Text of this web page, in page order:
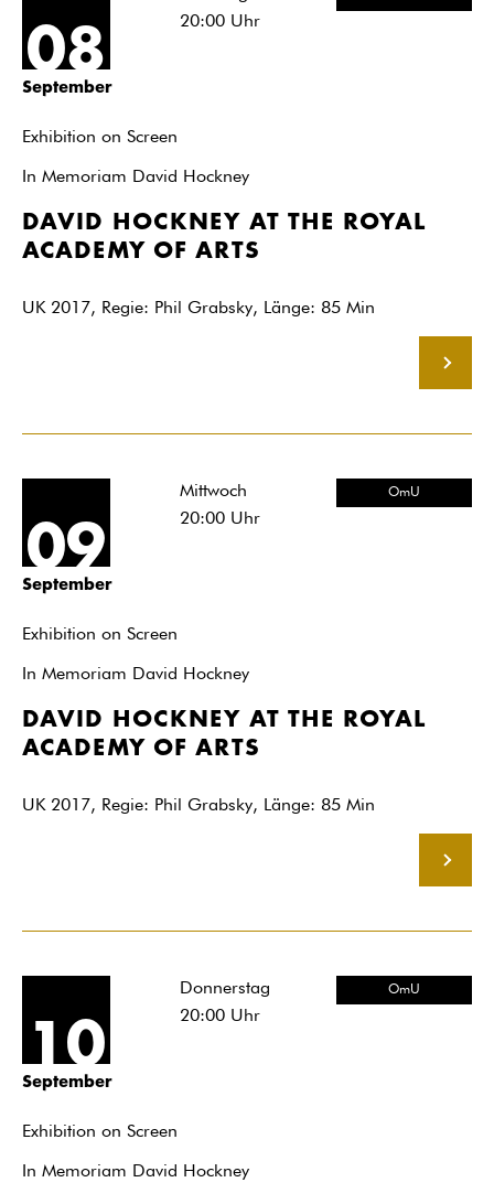
08
September
20:00Uhr
Exhibition on Screen
In Memoriam David Hockney
DAVID HOCKNEY AT THE ROYAL
ACADEMY OF ARTS
UK 2017, Regie: Phil Grabsky, Länge: 85 Min
09
September
Mittwoch
20:00Uhr
OmU
Exhibition on Screen
In Memoriam David Hockney
DAVID HOCKNEY AT THE ROYAL
ACADEMY OF ARTS
UK 2017, Regie: Phil Grabsky, Länge: 85 Min
10
September
Donnerstag
20:00Uhr
OmU
Exhibition on Screen
In Memoriam David Hockney